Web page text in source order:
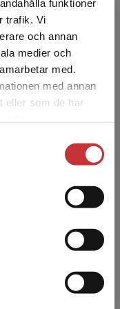
funktioner
trafik. Vi
och annan
medier och
med.
med annan
eller som de har
utanför Sverige.
Sverige. För
professor i
för
Hennes
i drygt 30 år
tjänst, som